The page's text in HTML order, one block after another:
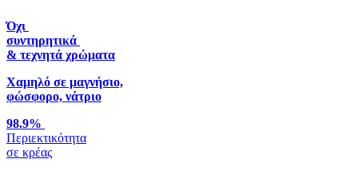
Όχι
συντηρητικά
& τεχνητά χρώματα
Χαμηλό σε μαγνήσιο,
φώσφορο, νάτριο
98.9%
Περιεκτικότητα
σε κρέας